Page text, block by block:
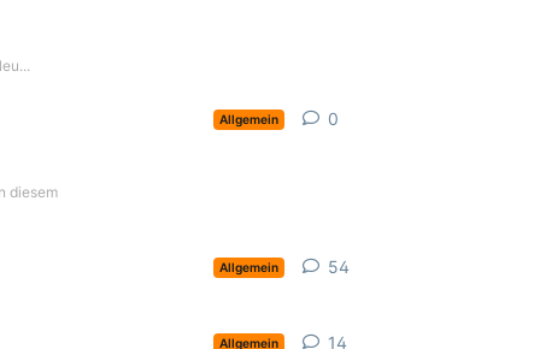
Allgemein
diesem
0
Allgemein 54
Allgemein 14